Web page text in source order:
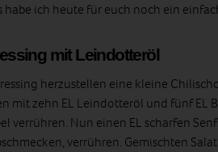
habe ich heute für euch noch ein
mit Leindotteröl
herzustellen eine kleine
mit zehn EL Leindotteröl und fünf EL
verrühren. Nun einen EL scharfen
verrühren. Gemischten